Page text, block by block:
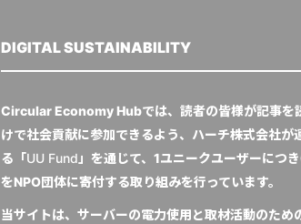
DIGITAL SUSTAINABILITY
Circular Economy Hubでは、読者の皆様が記事を
けで社会貢献に参加できるよう、ハーチ株式会社が
る「UU Fund」を通じて、1ユニークユーザーにつ
をNPO団体に寄付する取り組みを行っています。
当サイトは、サーバーの電力使用と取材活動のため